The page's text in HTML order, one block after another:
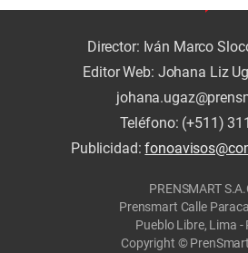
Director: Iván Marco
Editor Web: Johana Liz
Teléfono: (+511)
Publicidad:
PRENSMART
Prensmart Calle
Pueblo Libre, Lima -
Copyright ©